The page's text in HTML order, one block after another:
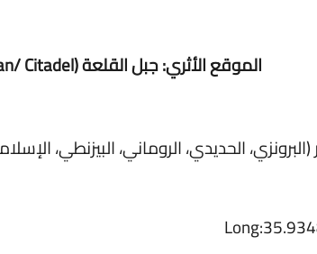
الموقع الأثري: جبل القلعة (Amman/ Citadel)
الحديدي، الروماني، البيزنطي، الإسلامي)